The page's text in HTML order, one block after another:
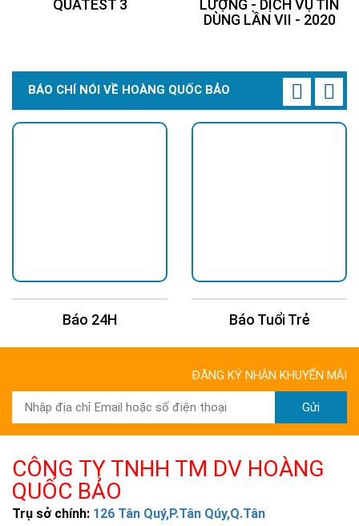
QUATEST 3
LƯỢNG - DỊCH VỤ TIN
DÙNG LẦN VII - 2020
BÁO CHÍ NÓI VỀ HOÀNG QUỐC BẢO
Báo 24H Báo Tuổi Trẻ
ĐĂNG KÝ NHẬN KHUYẾN MÃI
Gửi
CÔNG TY TNHH TM DV HOÀNG
QUỐC BẢO
Trụ sở chính: 126 Tân Quý,P.Tân Qúy,Q.Tân